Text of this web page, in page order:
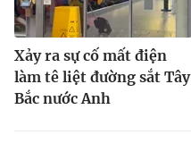
Xảy ra sự cố mất điện
làm tê liệt đường sắt Tây
Bắc nước Anh